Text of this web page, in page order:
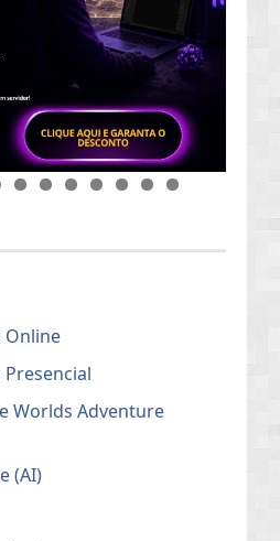
Online
Worlds Adventure
(AI)